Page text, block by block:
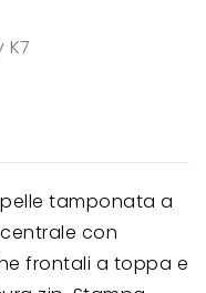
K7
tamponata a
con
frontali a toppa e